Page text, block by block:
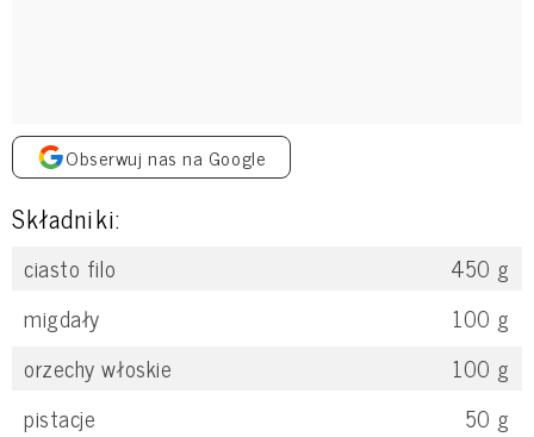
Obserwuj nas na Google
Składniki:
ciasto filo 450 g
migdały
100 g
orzechy włoskie
100 g
pistacje
50 g